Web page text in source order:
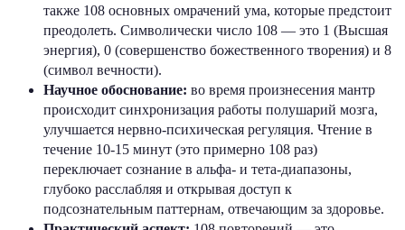
также 108 основных омрачений ума, которые предстоит
преодолеть. Символически число 108 — это 1 (Высшая
энергия), 0 (совершенство божественного творения) и 8
(символ вечности).
Научное обоснование: во время произнесения мантр
происходит синхронизация работы полушарий мозга,
улучшается нервно-психическая регуляция. Чтение в
течение 10-15 минут (это примерно 108 раз)
переключает сознание в альфа- и тета-диапазоны,
глубоко расслабляя и открывая доступ к
подсознательным паттернам, отвечающим за здоровье.